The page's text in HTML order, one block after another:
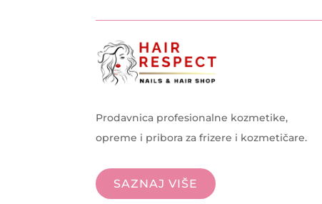
Prodavnica profesionalne kozmetike,
opreme i pribora za frizere i kozmetičare.
SAZNAJ VIŠE